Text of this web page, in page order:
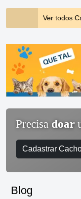
Ver todos
Precisa doar
Cadastrar
Blog